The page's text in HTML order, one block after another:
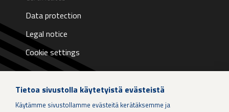
Data protection
Legal notice
Cookie settings
Tietoa sivustolla käytetyistä evästeistä
Käytämme sivustollamme evästeitä kerätäksemme ja